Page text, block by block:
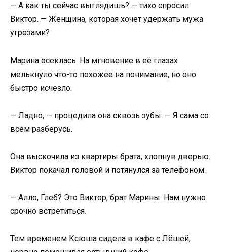
— А как ты сейчас выглядишь? — тихо спросил
Виктор. — Женщина, которая хочет удержать мужа
угрозами?
Марина осеклась. На мгновение в её глазах
мелькнуло что-то похожее на понимание, но оно
быстро исчезло.
— Ладно, — процедила она сквозь зубы. — Я сама со
всем разберусь.
Она выскочила из квартиры брата, хлопнув дверью.
Виктор покачал головой и потянулся за телефоном.
— Алло, Глеб? Это Виктор, брат Марины. Нам нужно
срочно встретиться.
Тем временем Ксюша сидела в кафе с Лёшей,